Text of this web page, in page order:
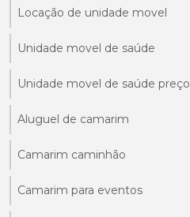
Locação de unidade movel
Unidade movel de saúde
Unidade movel de saúde preço
Aluguel de camarim
Camarim caminhão
Camarim para eventos